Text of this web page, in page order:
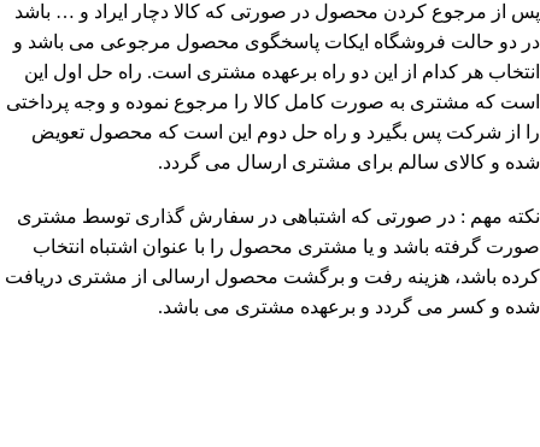
پس از مرجوع کردن محصول در صورتی که کالا دچار ایراد و … باشد
در دو حالت فروشگاه ایکات پاسخگوی محصول مرجوعی می باشد و
انتخاب هر کدام از این دو راه برعهده مشتری است. راه حل اول این
است که مشتری به صورت کامل کالا را مرجوع نموده و وجه پرداختی
را از شرکت پس بگیرد و راه حل دوم این است که محصول تعویض
شده و کالای سالم برای مشتری ارسال می گردد.
نکته مهم : در صورتی که اشتباهی در سفارش گذاری توسط مشتری
صورت گرفته باشد و یا مشتری محصول را با عنوان اشتباه انتخاب
کرده باشد، هزینه رفت و برگشت محصول ارسالی از مشتری دریافت
شده و کسر می گردد و برعهده مشتری می باشد.